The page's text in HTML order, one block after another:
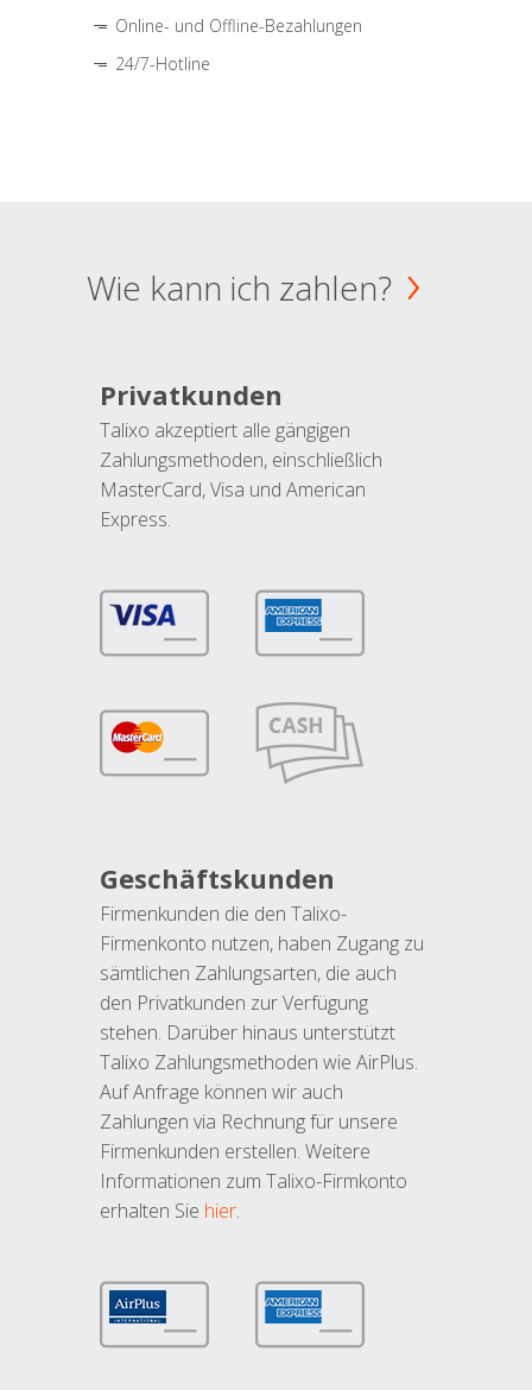
Online- und Offline-Bezahlungen
24/7-Hotline
Wie kann ich zahlen?
Privatkunden
Talixo akzeptiert alle gängigen
Zahlungsmethoden, einschließlich
MasterCard, Visa und American
Express.
Geschäftskunden
Firmenkunden die den Talixo-
Firmenkonto nutzen, haben Zugang zu
sämtlichen Zahlungsarten, die auch
den Privatkunden zur Verfügung
stehen. Darüber hinaus unterstützt
Talixo Zahlungsmethoden wie AirPlus.
Auf Anfrage können wir auch
Zahlungen via Rechnung für unsere
Firmenkunden erstellen. Weitere
Informationen zum Talixo-Firmkonto
erhalten Sie hier.